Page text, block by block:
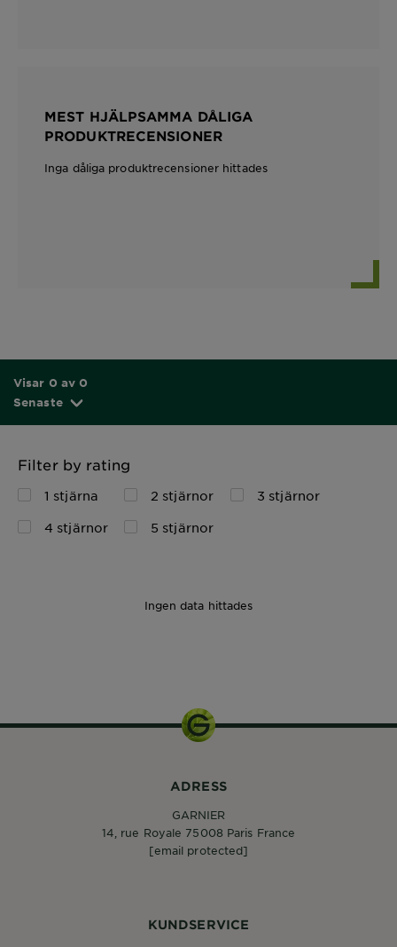
MEST HJÄLPSAMMA DÅLIGA
PRODUKTRECENSIONER
Inga dåliga produktrecensioner hittades
Visar 0 av 0
Senaste
Filter by rating
1 stjärna 2 stjärnor
3 stjärnor
4 stjärnor
5 stjärnor
Ingen data hittades
KUNDSERVICE
ADRESS
GARNIER
14, rue Royale 75008 Paris France
[email protected]